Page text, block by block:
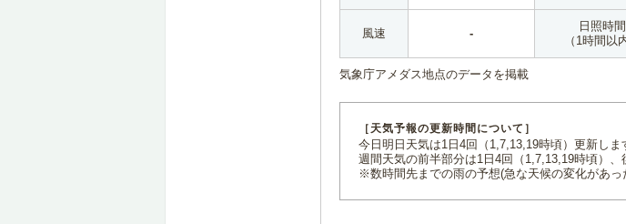
風速 -
日照時間
（1時間以
気象庁アメダス地点のデータを掲載
［天気予報の更新時間について］
今日明日天気は1日4回（1,7,13,19時頃）更新しま
週間天気の前半部分は1日4回（1,7,13,19時頃）、
※数時間先までの雨の予想(急な天候の変化があっ